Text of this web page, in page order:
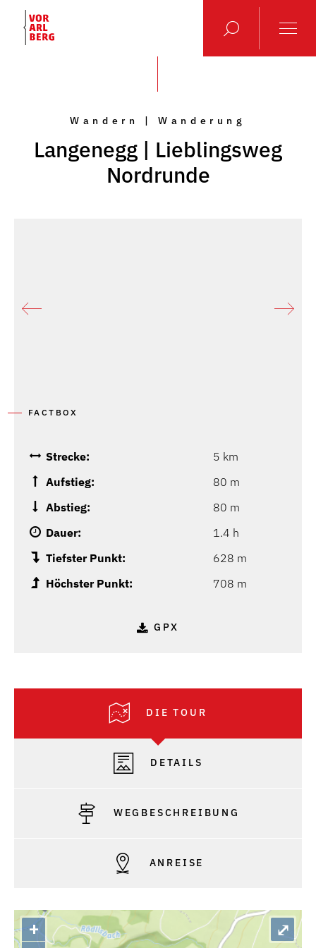
Wandern | Wanderung
Langenegg | Lieblingsweg
Nordrunde
FACTBOX
Strecke:
5 km
Aufstieg:
80 m
Abstieg:
80 m
Dauer:
1.4 h
Tiefster Punkt:
628 m
Höchster Punkt:
708 m
GPX
DIE TOUR
DETAILS
WEGBESCHREIBUNG
ANREISE
+
⤢